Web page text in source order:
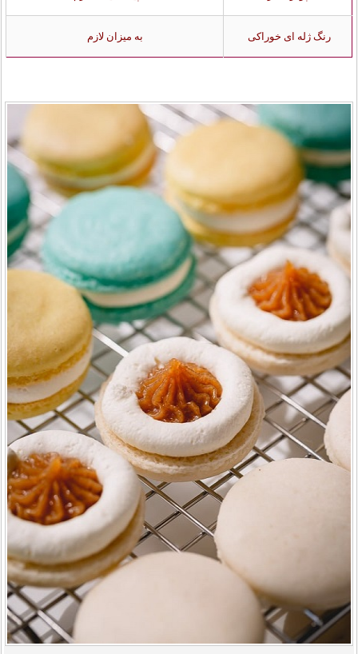
رنگ ژله ای خوراکی به میزان لازم